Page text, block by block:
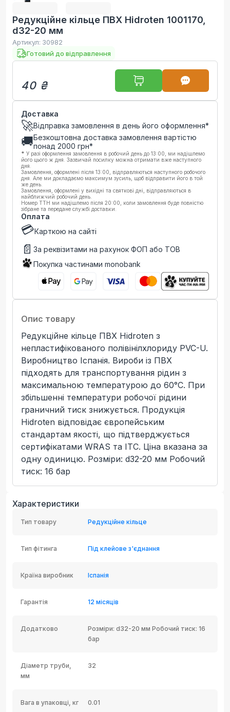
Редукційне кільце ПВХ Hidroten 1001170,
d32-20 мм
Артикул: 30982
Готовий до відправлення
40 ₴
Доставка
🚀Відправка замовлення в день його оформлення*
🚚Безкоштовна доставка замовлення вартістю
понад 2000 грн*
* У разі оформлення замовлення в робочий день до 13:00, ми надішлемо
його цього ж дня. Зазвичай посилку можна отримати вже наступного
дня.
Замовлення, оформлені після 13:00, відправляються наступного робочого
дня. Але ми докладаємо максимум зусиль, щоб відправити його в той
же день.
Замовлення, оформлені у вихідні та святкові дні, відправляються в
найближчий робочий день.
Номер ТТН ми надішлемо після 20:00, коли замовлення буде повністю
зібране та передане службі доставки.
Оплата
💳Карткою на сайті
📄 За реквізитами на рахунок ФОП або ТОВ
Покупка частинами monobank
Опис товару
Редукційне кільце ПВХ Hidroten з
непластифікованого полівінілхлориду PVC-U.
Виробництво Іспанія. Вироби із ПВХ
підходять для транспортування рідин з
максимальною температурою до 60°C. При
збільшенні температури робочої рідини
граничний тиск знижується. Продукція
Hidroten відповідає європейським
стандартам якості, що підтверджується
сертифікатами WRAS та ITC. Ціна вказана за
одну одиницю. Розміри: d32-20 мм Робочий
тиск: 16 бар
Характеристики
Тип товару Редукційне кільце
Тип фітинга Під клейове з'єднання
Країна виробник Іспанія
Гарантія 12 місяців
Додатково
Розміри: d32-20 мм Робочий тиск: 16
бар
Діаметр труби,
мм
32
Вага в упаковці, кг 0.01